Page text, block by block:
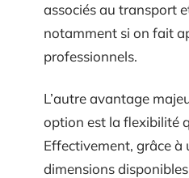
associés au transport
notamment si on fait
professionnels.
L’autre avantage
option est la flexibilité
Effectivement, grâce à
dimensions